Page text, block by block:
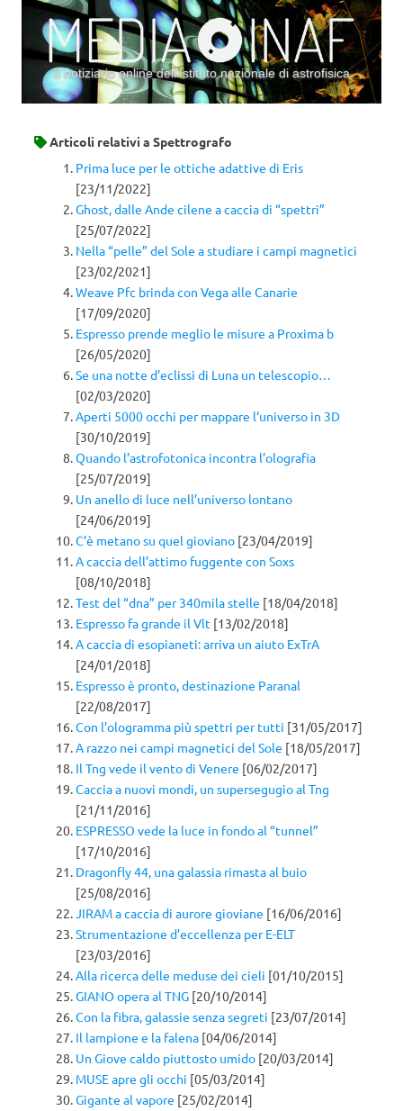
Il notiziario online dell’Istituto nazionale di astrofisica
Articoli relativi a Spettrografo
Prima luce per le ottiche adattive di Eris
[23/11/2022]
Ghost, dalle Ande cilene a caccia di “spettri”
[25/07/2022]
Nella “pelle” del Sole a studiare i campi magnetici
[23/02/2021]
Weave Pfc brinda con Vega alle Canarie
[17/09/2020]
Espresso prende meglio le misure a Proxima b
[26/05/2020]
Se una notte d’eclissi di Luna un telescopio…
[02/03/2020]
Aperti 5000 occhi per mappare l‘universo in 3D
[30/10/2019]
Quando l’astrofotonica incontra l’olografia
[25/07/2019]
Un anello di luce nell’universo lontano
[24/06/2019]
C’è metano su quel gioviano [23/04/2019]
A caccia dell’attimo fuggente con Soxs
[08/10/2018]
Test del “dna” per 340mila stelle [18/04/2018]
Espresso fa grande il Vlt [13/02/2018]
A caccia di esopianeti: arriva un aiuto ExTrA
[24/01/2018]
Espresso è pronto, destinazione Paranal
[22/08/2017]
Con l’ologramma più spettri per tutti [31/05/2017]
A razzo nei campi magnetici del Sole [18/05/2017]
Il Tng vede il vento di Venere [06/02/2017]
Caccia a nuovi mondi, un supersegugio al Tng
[21/11/2016]
ESPRESSO vede la luce in fondo al “tunnel”
[17/10/2016]
Dragonfly 44, una galassia rimasta al buio
[25/08/2016]
JIRAM a caccia di aurore gioviane [16/06/2016]
Strumentazione d’eccellenza per E-ELT
[23/03/2016]
Alla ricerca delle meduse dei cieli [01/10/2015]
GIANO opera al TNG [20/10/2014]
Con la fibra, galassie senza segreti [23/07/2014]
Il lampione e la falena [04/06/2014]
Un Giove caldo piuttosto umido [20/03/2014]
MUSE apre gli occhi [05/03/2014]
Gigante al vapore [25/02/2014]